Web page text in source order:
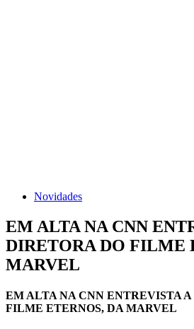
Novidades
EM ALTA NA CNN
DIRETORA DO FILME
MARVEL
EM ALTA NA CNN ENTREVISTA
FILME ETERNOS, DA MARVEL